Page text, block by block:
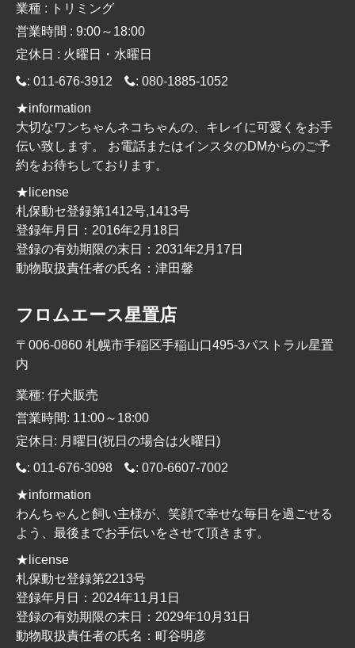
業種 : トリミング
営業時間 : 9:00～18:00
定休日 : 火曜日・水曜日
: 011-676-3912 : 080-1885-1052
★information
大切なワンちゃんネコちゃんの、キレイに可愛くをお手
伝い致します。 お電話またはインスタのDMからのご予
約をお待ちしております。
★license
札保動セ登録第1412号,1413号
登録年月日：2016年2月18日
登録の有効期限の末日：2031年2月17日
動物取扱責任者の氏名：津田馨
フロムエース星置店
〒006-0860 札幌市手稲区手稲山口495-3パストラル星置
内
業種: 仔犬販売
営業時間: 11:00～18:00
定休日: 月曜日(祝日の場合は火曜日)
: 011-676-3098 : 070-6607-7002
★information
わんちゃんと飼い主様が、笑顔で幸せな毎日を過ごせる
よう、最後までお手伝いをさせて頂きます。
★license
札保動セ登録第2213号
登録年月日：2024年11月1日
登録の有効期限の末日：2029年10月31日
動物取扱責任者の氏名：町谷明彦